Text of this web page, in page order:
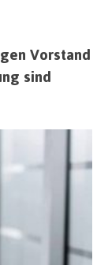
Vorstand
sind